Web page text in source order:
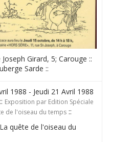
Joseph Girard, 5; Carouge ::
Sarde ::
1988 - Jeudi 21 Avril 1988
Exposition par Edition Spéciale
de l'oiseau du temps ::
quête de l'oiseau du